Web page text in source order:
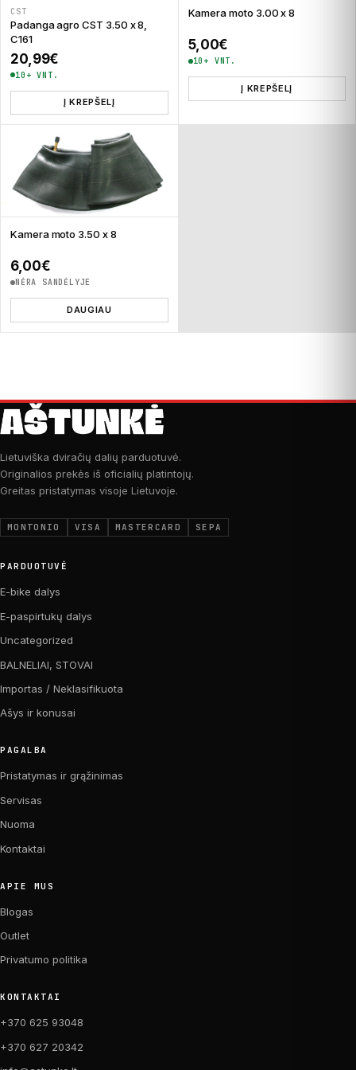
CST
Padanga agro CST 3.50 x 8,
C161
20,99€
10+ VNT.
Į KREPŠELĮ
Kamera moto 3.00 x 8
5,00€
10+ VNT.
Į KREPŠELĮ
Kamera moto 3.50 x 8
6,00€
NĖRA SANDĖLYJE
DAUGIAU
Lietuviška dviračių dalių parduotuvė.
Originalios prekės iš oficialių platintojų.
Greitas pristatymas visoje Lietuvoje.
MONTONIO VISA MASTERCARD SEPA
PARDUOTUVĖ
E-bike dalys
E-paspirtukų dalys
Uncategorized
BALNELIAI, STOVAI
Importas / Neklasifikuota
Ašys ir konusai
PAGALBA
Pristatymas ir grąžinimas
Servisas
Nuoma
Kontaktai
APIE MUS
Blogas
Outlet
Privatumo politika
KONTAKTAI
+370 625 93048
+370 627 20342